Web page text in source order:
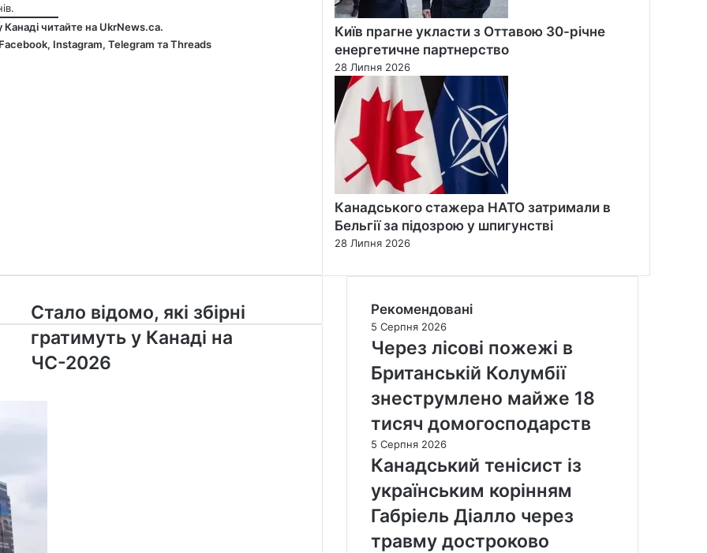
Канаді читайте на UkrNews.ca.
Facebook, Instagram, Telegram таThreads
Стало
відомо,
які
збірні
гратимуть
Стало відомо, які збірні
гратимуть у Канаді на
ЧС-2026
Київ прагне укласти з Оттавою 30-річне
енергетичне партнерство
28 Липня 2026
Канадського стажера НАТО затримали в
Бельгії за підозрою у шпигунстві
28 Липня 2026
Рекомендовані
5 Серпня 2026
Через лісові пожежі в
Британській Колумбії
знеструмлено майже 18
тисяч домогосподарств
5 Серпня 2026
Канадський тенісист із
українським корінням
Габріель Діалло через
травму достроково